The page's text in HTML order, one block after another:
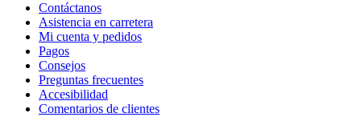
Contáctanos
Asistencia en carretera
Mi cuenta y pedidos
Pagos
Consejos
Preguntas frecuentes
Accesibilidad
Comentarios de clientes